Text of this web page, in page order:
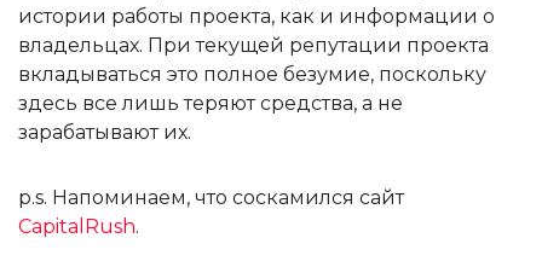
истории работы проекта, как и информации о
владельцах. При текущей репутации проекта
вкладываться это полное безумие, поскольку
здесь все лишь теряют средства, а не
зарабатывают их.
p.s. Напоминаем, что соскамился сайт
CapitalRush.